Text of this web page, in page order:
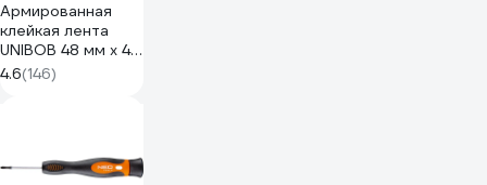
Армированная
клейкая лента
UNIBOB 48 мм х 40
м серая 214997
4.6(146)